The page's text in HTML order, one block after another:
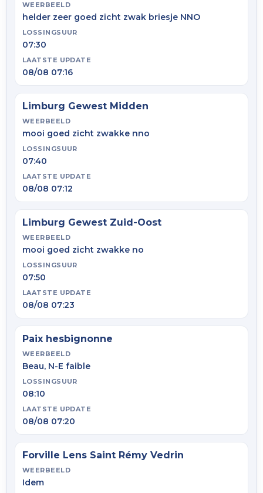
WEERBEELD
helder zeer goed zicht zwak briesje NNO
LOSSINGSUUR
07:30
LAATSTE UPDATE
08/08 07:16
Limburg Gewest Midden
WEERBEELD
mooi goed zicht zwakke nno
LOSSINGSUUR
07:40
LAATSTE UPDATE
08/08 07:12
Limburg Gewest Zuid-Oost
WEERBEELD
mooi goed zicht zwakke no
LOSSINGSUUR
07:50
LAATSTE UPDATE
08/08 07:23
Paix hesbignonne
WEERBEELD
Beau, N-E faible
LOSSINGSUUR
08:10
LAATSTE UPDATE
08/08 07:20
Forville Lens Saint Rémy Vedrin
WEERBEELD
Idem